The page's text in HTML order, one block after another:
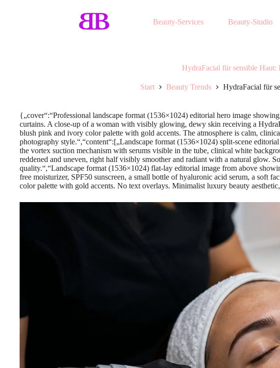
Beauty-Services Beauty-Studio
HydraFacial für sensible Haut:
Start Beauty Trends HydraFacial für
{„cover“:“Professional landscape format (1536×1024) editorial hero image
curtains. A close-up of a woman with visibly glowing, dewy skin receiving a
blush pink and ivory color palette with gold accents. The atmosphere is calm,
photography style.“,“content“:[„Landscape format (1536×1024) split-scene
the vortex suction mechanism with serums visible in the tube, clinical white
reddened and uneven, right half visibly smoother and radiant with a natural glow.
quality.“,“Landscape format (1536×1024) flat-lay editorial image from above
free moisturizer, SPF50 sunscreen, a small bottle of hyaluronic acid serum, a soft
color palette with gold accents. No text overlays. Minimalist luxury beauty